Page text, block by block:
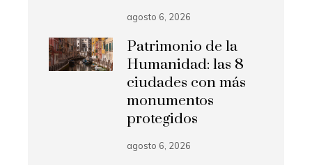
agosto 6, 2026
Patrimonio de la
Humanidad: las 8
ciudades con más
monumentos
protegidos
agosto 6, 2026